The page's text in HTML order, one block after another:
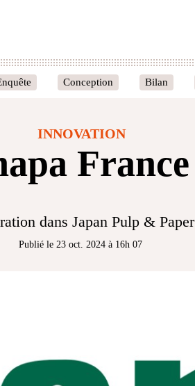
Conception Bilan
INNOVATION
France
dans Japan Pulp & Paper
Publié le 23 oct. 2024 à 16h 07